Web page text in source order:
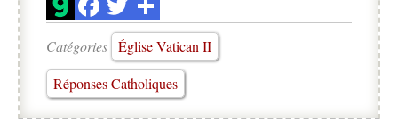
Catégories Église Vatican II
Réponses Catholiques